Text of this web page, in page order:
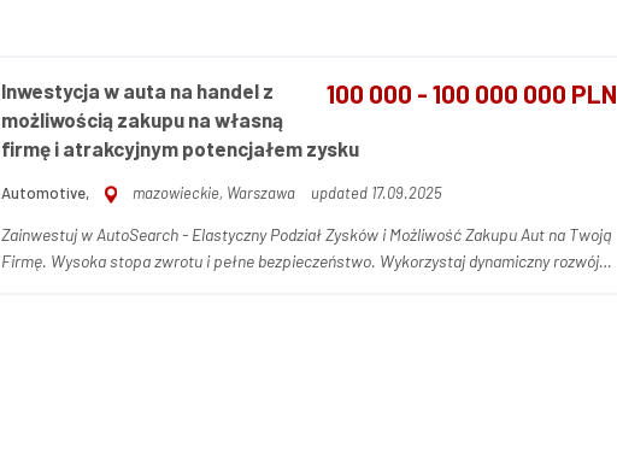
100 000 - 100 000 000 PLN
Inwestycja w auta na handel z
możliwością zakupu na własną
firmę i atrakcyjnym potencjałem zysku
Automotive, mazowieckie, Warszawa updated 17.09.2025
Zainwestuj w AutoSearch - Elastyczny Podział Zysków i Możliwość Zakupu Aut na Twoją
Firmę. Wysoka stopa zwrotu i pełne bezpieczeństwo. Wykorzystaj dynamiczny rozwój